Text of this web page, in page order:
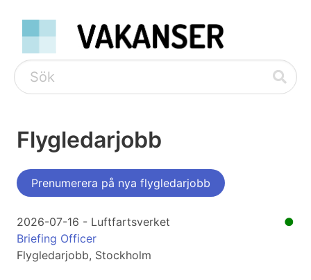
Flygledarjobb
Prenumerera på nya flygledarjobb
●
2026-07-16 - Luftfartsverket
Briefing Officer
Flygledarjobb, Stockholm